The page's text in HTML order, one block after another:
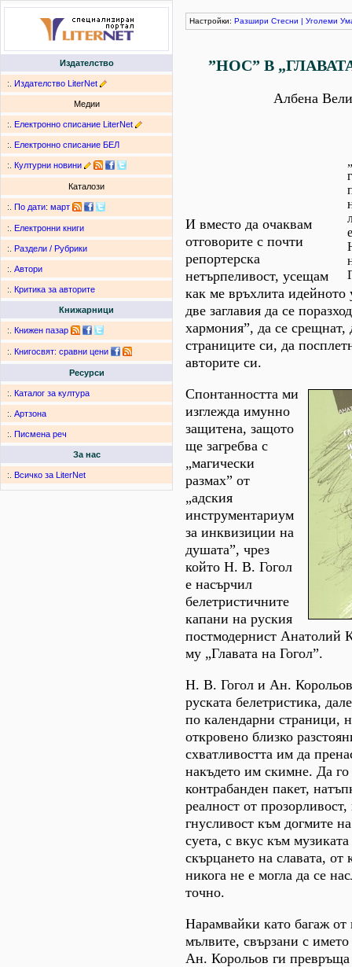
Издателство
:. Издателство LiterNet
Медии
:. Електронно списание LiterNet
:. Електронно списание БЕЛ
:. Културни новини
Каталози
:. По дати: март
:. Електронни книги
:. Раздели / Рубрики
:. Автори
:. Критика за авторите
Книжарници
:. Книжен пазар
:. Книгосвят: сравни цени
Ресурси
:. Каталог за култура
:. Артзона
:. Писмена реч
За нас
:. Всичко за LiterNet
Настройки: Разшири Стесни | Уголеми
”НОС” В
Албена
И вместо да очаквам
отговорите с почти
репортерска
нетърпеливост, усещам
как ме връхлита идейното
две заглавия да се
хармония”, да се срещнат,
страниците си, да
авторите си.
Спонтанността ми
изглежда имунно
защитена, защото
ще загребва с
„магически
размах” от
„адския
инструментариум
за инквизиции на
душата”, чрез
който Н. В. Гогол
е насърчил
белетристичните
капани на руския
постмодернист Анатолий
му „Главата на Гогол”.
Н. В. Гогол и Ан.
руската белетристика,
по календарни страници,
откровено близко
схватливостта им да
накъдето им скимне. Да го
контрабанден пакет,
реалност от
гнусливост към догмите
суета, с вкус към
скърцането на славата, от
никога не е могла да се
точно.
Нарамвайки като багаж от
мълвите, свързани с
Ан. Корольов ги